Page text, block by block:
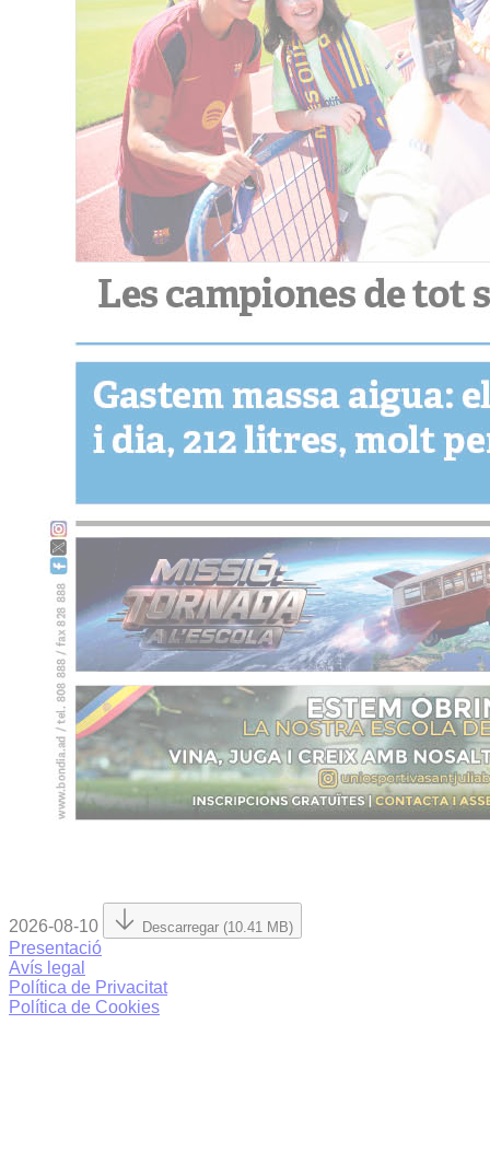
2026-08-10 Descarregar (10.41 MB)
Presentació
Avís legal
Política de Privacitat
Política de Cookies